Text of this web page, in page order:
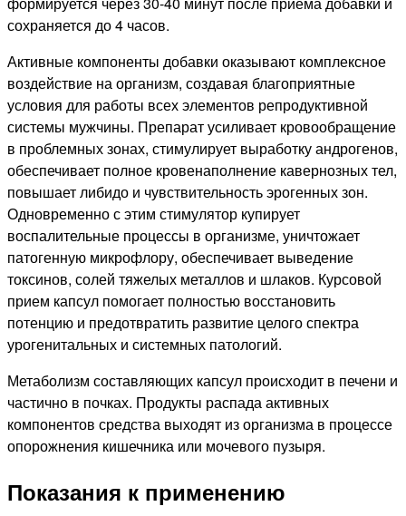
сохраняется до 4 часов.
Активные компоненты добавки оказывают комплексное
воздействие на организм, создавая благоприятные
условия для работы всех элементов репродуктивной
системы мужчины. Препарат усиливает кровообращение
в проблемных зонах, стимулирует выработку андрогенов,
обеспечивает полное кровенаполнение кавернозных тел,
повышает либидо и чувствительность эрогенных зон.
Одновременно с этим стимулятор купирует
воспалительные процессы в организме, уничтожает
патогенную микрофлору, обеспечивает выведение
токсинов, солей тяжелых металлов и шлаков. Курсовой
прием капсул помогает полностью восстановить
потенцию и предотвратить развитие целого спектра
урогенитальных и системных патологий.
Метаболизм составляющих капсул происходит в печени и
частично в почках. Продукты распада активных
компонентов средства выходят из организма в процессе
опорожнения кишечника или мочевого пузыря.
Показания к применению